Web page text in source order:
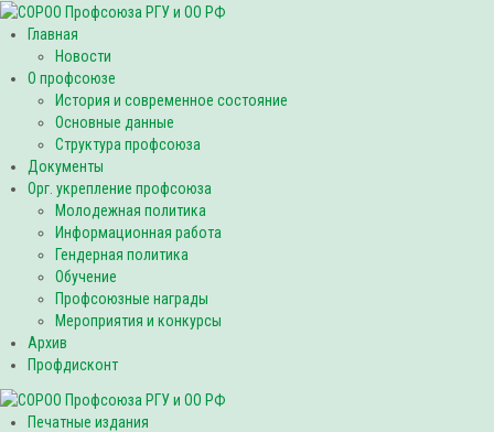
Главная
Новости
О профсоюзе
История и современное состояние
Основные данные
Структура профсоюза
Документы
Орг. укрепление профсоюза
Молодежная политика
Информационная работа
Гендерная политика
Обучение
Профсоюзные награды
Мероприятия и конкурсы
Архив
Профдисконт
Печатные издания